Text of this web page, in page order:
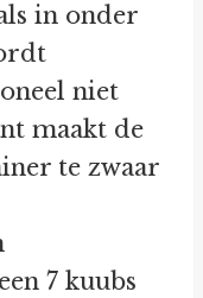
in onder
niet
maakt de
te zwaar
7 kuubs